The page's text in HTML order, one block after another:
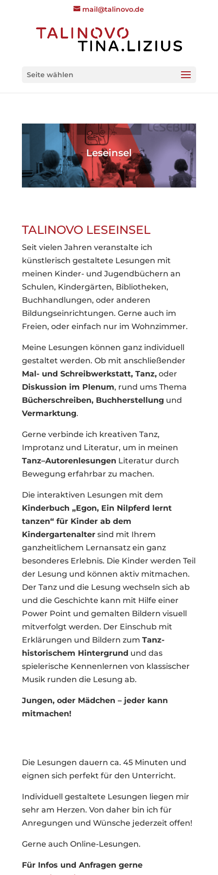
mail@talinovo.de
Seite wählen
Leseinsel
TALINOVO LESEINSEL
Seit vielen Jahren veranstalte ich
künstlerisch gestaltete Lesungen mit
meinen Kinder- und Jugendbüchern an
Schulen, Kindergärten, Bibliotheken,
Buchhandlungen, oder anderen
Bildungseinrichtungen. Gerne auch im
Freien, oder einfach nur im Wohnzimmer.
Meine Lesungen können ganz individuell
gestaltet werden. Ob mit anschließender
Mal- und Schreibwerkstatt, Tanz,oder
Diskussion im Plenum, rund ums Thema
Bücherschreiben, Buchherstellung und
Vermarktung.
Gerne verbinde ich kreativen Tanz,
Improtanz und Literatur, um in meinen
Tanz–Autorenlesungen Literatur durch
Bewegung erfahrbar zu machen.
Die interaktiven Lesungen mit dem
Kinderbuch „Egon, Ein Nilpferd lernt
tanzen“ für Kinder ab dem
Kindergartenaltersind mit Ihrem
ganzheitlichem Lernansatz ein ganz
besonderes Erlebnis. Die Kinder werden Teil
der Lesung und können aktiv mitmachen.
Der Tanz und die Lesung wechseln sich ab
und die Geschichte kann mit Hilfe einer
Power Point und gemalten Bildern visuell
mitverfolgt werden. Der Einschub mit
Erklärungen und Bildern zum Tanz-
historischem Hintergrund und das
spielerische Kennenlernen von klassischer
Musik runden die Lesung ab.
Jungen, oder Mädchen – jeder kann
mitmachen!
Die Lesungen dauern ca. 45 Minuten und
eignen sich perfekt für den Unterricht.
Individuell gestaltete Lesungen liegen mir
sehr am Herzen. Von daher bin ich für
Anregungen und Wünsche jederzeit offen!
Gerne auch Online-Lesungen.
Für Infos und Anfragen gerne